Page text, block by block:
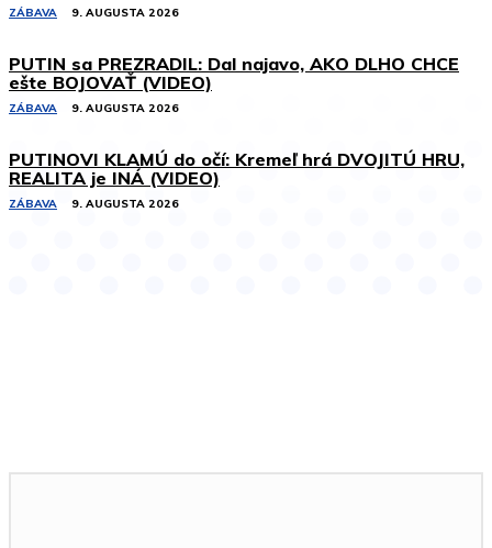
ZÁBAVA 9. AUGUSTA 2026
PUTIN sa PREZRADIL: Dal najavo, AKO DLHO CHCE
ešte BOJOVAŤ (VIDEO)
ZÁBAVA 9. AUGUSTA 2026
PUTINOVI KLAMÚ do očí: Kremeľ hrá DVOJITÚ HRU,
REALITA je INÁ (VIDEO)
ZÁBAVA 9. AUGUSTA 2026